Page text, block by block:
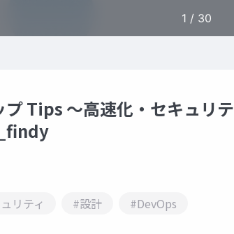
Tips 〜高速化・セキュリテ
リティ #設計 #DevOps